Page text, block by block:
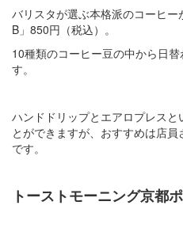
バリスタが選ぶ本格派のコーヒ
B」850円（税込）。
10種類のコーヒー豆の中から日
す。
ハンドドリップとエアロプレス
とができますが、おすすめは店
です。
トーストモーニング京都